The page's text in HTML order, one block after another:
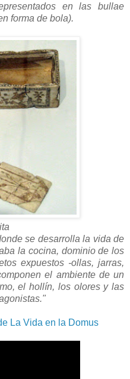
en las bullae
forma de bola).
se desarrolla la vida de
la cocina, dominio de los
expuestos -ollas, jarras,
el ambiente de un
el hollín, los olores y las
La Vida en la Domus